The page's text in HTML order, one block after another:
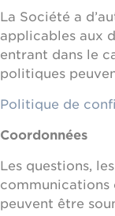
La Société a
applicables aux
entrant dans le
politiques
Politique de
Coordonnées
Les questions,
communications
peuvent être